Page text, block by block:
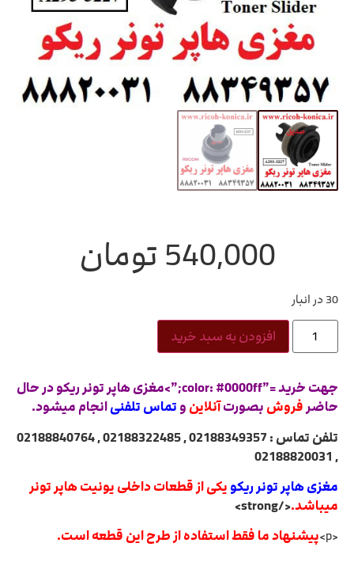
540,000 تومان
30 در انبار
افزودن به سبد خرید
جهت خرید =”color: #0000ff;”>مغزی هاپر تونر ریکو در حال
حاضرفروش بصورتآنلاین و تماس تلفنیانجام میشود.
تلفن تماس : 02188349357 , 02188322485 , 02188840764
, 02188820031
مغزی هاپر تونر ریکو یکی از قطعات داخلی یونیت هاپر تونر
میباشد.</strong>
<p>
پیشنهاد ما فقط استفاده از طرح این قطعه است.